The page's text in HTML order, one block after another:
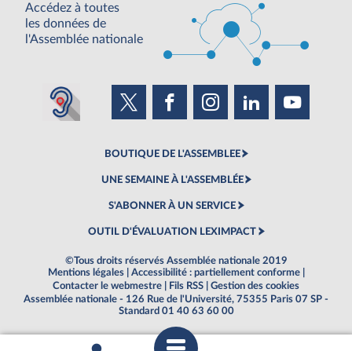
Accédez à toutes
les données de
l'Assemblée nationale
BOUTIQUE DE L'ASSEMBLEE
UNE SEMAINE À L'ASSEMBLÉE
S'ABONNER À UN SERVICE
OUTIL D'ÉVALUATION LEXIMPACT
©Tous droits réservés Assemblée nationale 2019
Mentions légales
Accessibilité : partiellement conforme
Contacter le webmestre
Fils RSS
Gestion des cookies
Assemblée nationale - 126 Rue de l'Université, 75355 Paris 07 SP -
Standard 01 40 63 60 00